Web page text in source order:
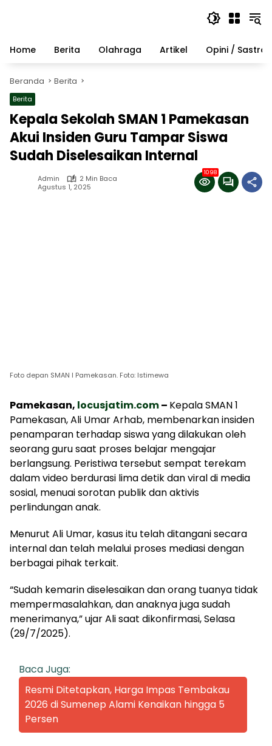
Home
Berita Olahraga Artikel Opini / Sastra
Beranda Berita
Berita
Kepala Sekolah SMAN 1 Pamekasan
Akui Insiden Guru Tampar Siswa
Sudah Diselesaikan Internal
Admin
2 Min Baca
Agustus 1, 2025
1098
Foto depan SMAN I Pamekasan. Foto: Istimewa
Pamekasan, locusjatim.com– Kepala SMAN 1
Pamekasan, Ali Umar Arhab, membenarkan insiden
penamparan terhadap siswa yang dilakukan oleh
seorang guru saat proses belajar mengajar
berlangsung. Peristiwa tersebut sempat terekam
dalam video berdurasi lima detik dan viral di media
sosial, menuai sorotan publik dan aktivis
perlindungan anak.
Menurut Ali Umar, kasus itu telah ditangani secara
internal dan telah melalui proses mediasi dengan
berbagai pihak terkait.
“Sudah kemarin diselesaikan dan orang tuanya tidak
mempermasalahkan, dan anaknya juga sudah
menerimanya,” ujar Ali saat dikonfirmasi, Selasa
(29/7/2025).
Baca Juga:
Resmi Ditetapkan, Harga Impas Tembakau
2026 di Sumenep Alami Kenaikan hingga 5
Persen